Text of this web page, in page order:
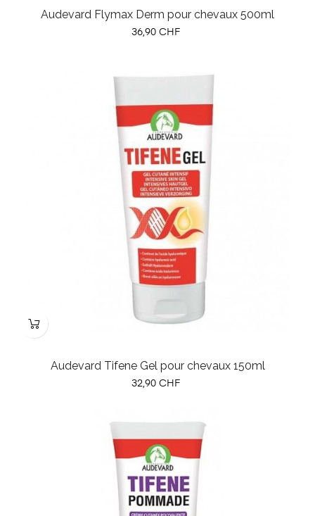
Audevard Flymax Derm pour chevaux 500ml
Prix
36,90 CHF
Audevard Tifene Gel pour chevaux 150ml
Prix
32,90 CHF